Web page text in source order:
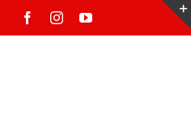
FacebookInstagramYouTube